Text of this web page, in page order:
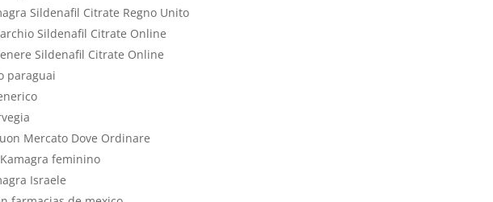
Sildenafil Citrate Regno Unito
Sildenafil Citrate Online
Sildenafil Citrate Online
paraguai
Mercato Dove Ordinare
feminino
Israele